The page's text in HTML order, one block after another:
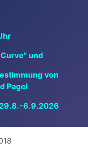
und
von
Pagel
29.8.-6.9.2026